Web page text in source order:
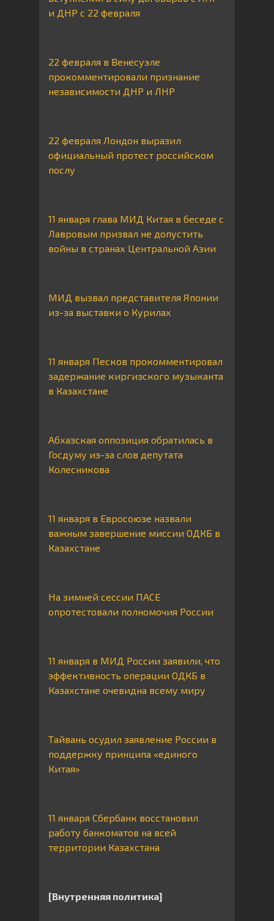
и ДНР с 22 февраля
22 февраля в Венесуэле
прокомментировали признание
независимости ДНР и ЛНР
22 февраля Лондон выразил
официальный протест российском
послу
11 января глава МИД Китая в беседе с
Лавровым призвал не допустить
войны в странах Центральной Азии
МИД вызвал представителя Японии
из-за выставки о Курилах
11 января Песков прокомментировал
задержание киргизского музыканта
в Казахстане
Абхазская оппозиция обратилась в
Госдуму из-за слов депутата
Колесникова
11 января в Евросоюзе назвали
важным завершение миссии ОДКБ в
Казахстане
На зимней сессии ПАСЕ
опротестовали полномочия России
11 января в МИД России заявили, что
эффективность операции ОДКБ в
Казахстане очевидна всему миру
Тайвань осудил заявление России в
поддержку принципа «единого
Китая»
11 января Сбербанк восстановил
работу банкоматов на всей
территории Казахстана
[Внутренняя политика]